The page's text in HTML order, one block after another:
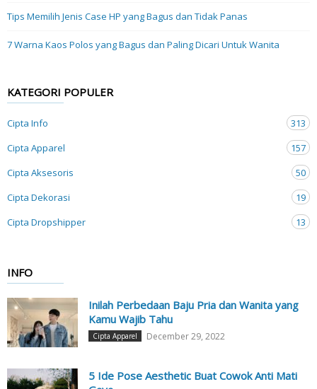
Tips Memilih Jenis Case HP yang Bagus dan Tidak Panas
7 Warna Kaos Polos yang Bagus dan Paling Dicari Untuk Wanita
KATEGORI POPULER
Cipta Info
313
Cipta Apparel
157
Cipta Aksesoris
50
Cipta Dekorasi
19
Cipta Dropshipper
13
INFO
Inilah Perbedaan Baju Pria dan Wanita yang
Kamu Wajib Tahu
Cipta Apparel December 29, 2022
5 Ide Pose Aesthetic Buat Cowok Anti Mati